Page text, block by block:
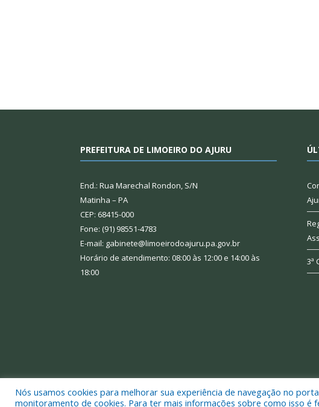
PREFEITURA DE LIMOEIRO DO AJURU
End.: Rua Marechal Rondon, S/N
Matinha – PA
CEP: 68415-000
Fone: (91) 98551-4783
E-mail: gabinete@limoeirodoajuru.pa.gov.br
Horário de atendimento: 08:00 às 12:00 e 14:00 às
18:00
3ª
Todos os direitos reservados a Prefeitura Municipal de Limoeiro
Nós usamos cookies para melhorar sua experiência de navegação no
monitoramento de cookies. Para ter mais informações sobre como isso é